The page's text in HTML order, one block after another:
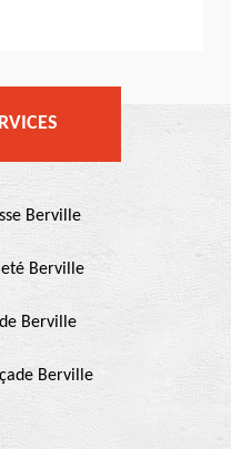
Berville
Berville
Berville
Berville